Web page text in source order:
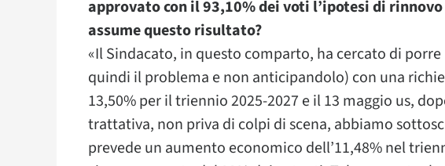
approvato con il 93,10% dei voti l’ipotesi di rinnovo
assume questo risultato?
«Il Sindacato, in questo comparto, ha cercato di
quindi il problema e non anticipandolo) con una
13,50% per il triennio 2025-2027 e il 13 maggio us,
trattativa, non priva di colpi di scena, abbiamo
prevede un aumento economico dell’11,48% nel